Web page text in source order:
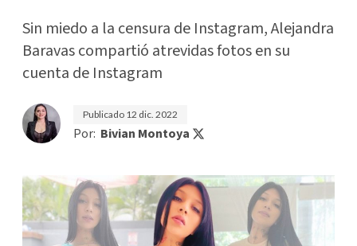
Sin miedo a la censura de Instagram, Alejandra
Baravas compartió atrevidas fotos en su
cuenta de Instagram
Publicado 12 dic. 2022
Por: Bivian Montoya